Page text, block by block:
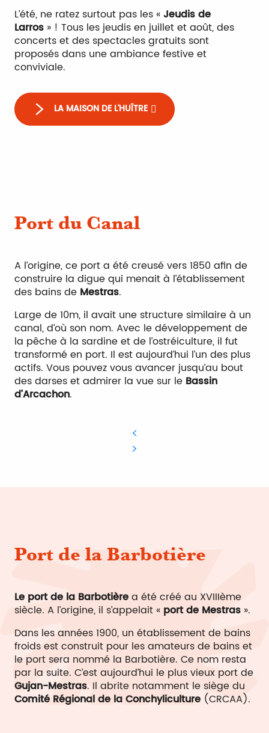
L’été, ne ratez surtout pas les «Jeudis de
Larros » ! Tous les jeudis en juillet et août, des
concerts et des spectacles gratuits sont
proposés dans une ambiance festive et
conviviale.
LA MAISON DE L'HUÎTRE
Port du Canal
A l’origine, ce port a été creusé vers 1850 afin de
construire la digue qui menait à l’établissement
des bains de Mestras.
Large de 10m, il avait une structure similaire à un
canal, d’où son nom. Avec le développement de
la pêche à la sardine et de l’ostréiculture, il fut
transformé en port. Il est aujourd’hui l’un des plus
actifs. Vous pouvez vous avancer jusqu’au bout
des darses et admirer la vue sur le Bassin
d’Arcachon.
Port de la Barbotière
Le port de la Barbotièrea été créé au XVIIIème
siècle. A l’origine, il s’appelait « port de Mestras ».
Dans les années 1900, un établissement de bains
froids est construit pour les amateurs de bains et
le port sera nommé la Barbotière. Ce nom resta
par la suite. C’est aujourd’hui le plus vieux port de
Gujan-Mestras. Il abrite notamment le siège du
Comité Régional de la Conchyliculture (CRCAA).